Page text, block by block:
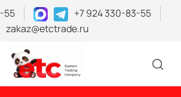
55
+7 924 330-83-55
zakaz@etctrade.ru